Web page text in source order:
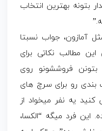
بتونه بهترین انتخاب
آمازون، جواب نسبتا
این مطالب نکاتی برای
فروششونو روی
بندی رو برای سرچ های
یه نفر میخواد از
این فرد میگه “الکسا،